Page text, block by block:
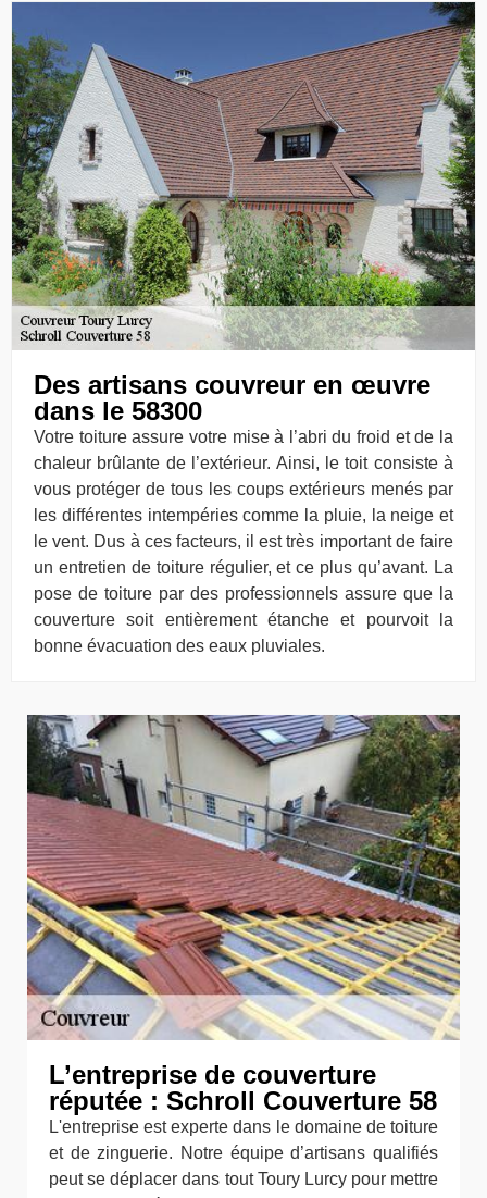
Des artisans couvreur en œuvre
dans le 58300
Votre toiture assure votre mise à l’abri du froid et de la
chaleur brûlante de l’extérieur. Ainsi, le toit consiste à
vous protéger de tous les coups extérieurs menés par
les différentes intempéries comme la pluie, la neige et
le vent. Dus à ces facteurs, il est très important de faire
un entretien de toiture régulier, et ce plus qu’avant. La
pose de toiture par des professionnels assure que la
couverture soit entièrement étanche et pourvoit la
bonne évacuation des eaux pluviales.
L’entreprise de couverture
réputée : Schroll Couverture 58
L'entreprise est experte dans le domaine de toiture
et de zinguerie. Notre équipe d’artisans qualifiés
peut se déplacer dans tout Toury Lurcy pour mettre